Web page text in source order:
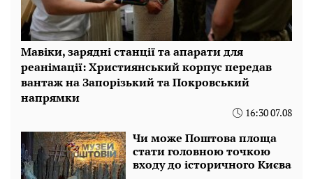
Мавіки, зарядні станції та апарати для
реанімації: Християнський корпус передав
вантаж на Запорізький та Покровський
напрямки
16:30 07.08
Чи може Поштова площа
стати головною точкою
входу до історичного Києва